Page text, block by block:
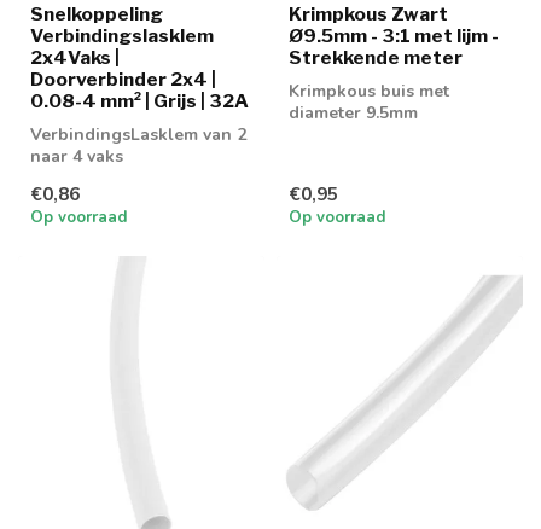
Snelkoppeling
Verbindingslasklem
2x4Vaks |
Doorverbinder 2x4 |
0.08-4 mm² | Grijs | 32A
VerbindingsLasklem van 2
naar 4 vaks
€0,86
Op voorraad
Krimpkous Zwart
Ø9.5mm - 3:1 met lijm -
Strekkende meter
Krimpkous buis met
diameter 9.5mm
€0,95
Op voorraad